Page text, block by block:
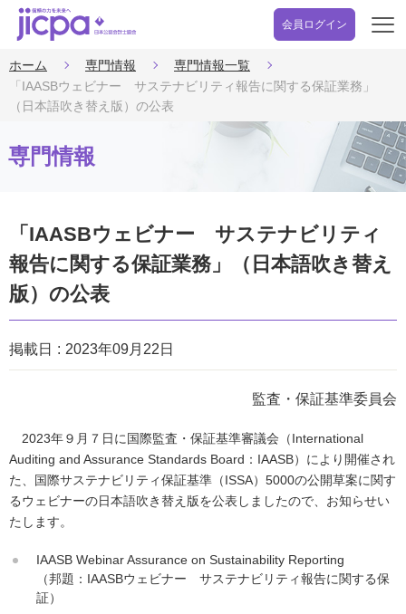
会員ログイン
開
ホーム 専門情報
専門情報一覧
「IAASBウェビナー サステナビリティ報告に関する保証業務」
（日本語吹き替え版）の公表
専門情報
「IAASBウェビナー サステナビリティ
報告に関する保証業務」（日本語吹き替え
版）の公表
掲載日 2023年09月22日
監査・保証基準委員会
2023年９月７日に国際監査・保証基準審議会（International
Auditing and Assurance Standards Board：IAASB）により開催され
た、国際サステナビリティ保証基準（ISSA）5000の公開草案に関す
るウェビナーの日本語吹き替え版を公表しましたので、お知らせい
たします。
IAASB Webinar Assurance on Sustainability Reporting
（邦題：IAASBウェビナー サステナビリティ報告に関する保
証）